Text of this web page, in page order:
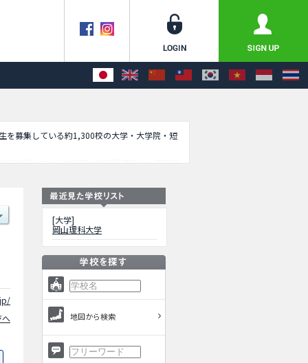
を募集している約1,300校の大学・大学院・短
医学部や生命科学部等、学部別情報や、募集定
へ
[大学]
岡山理科大学
地図から検索